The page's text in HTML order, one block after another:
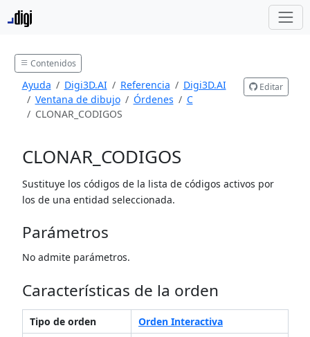
Contenidos
Ayuda Digi3D.AI Referencia
Digi3D.AI
Ventana de dibujo
Órdenes
C
CLONAR_CODIGOS
Editar
CLONAR_CODIGOS
Sustituye los códigos de la lista de códigos activos por
los de una entidad seleccionada.
Parámetros
No admite parámetros.
Características de la orden
Tipo de orden
Orden Interactiva